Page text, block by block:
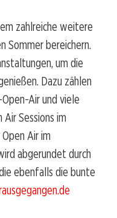
zahlreiche weitere
Sommer bereichern.
um die
Dazu zählen
Air und viele
Sessions im
Air im
abgerundet durch
ebenfalls die bunte